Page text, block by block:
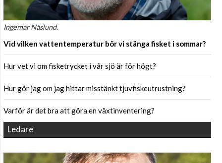
Ingemar Näslund.
Vid vilken vattentemperatur bör vi stänga fisket i sommar?
Hur vet vi om fisketrycket i vår sjö är för högt?
Hur gör jag om jag hittar misstänkt tjuvfiskeutrustning?
Varför är det bra att göra en växtinventering?
Ledare